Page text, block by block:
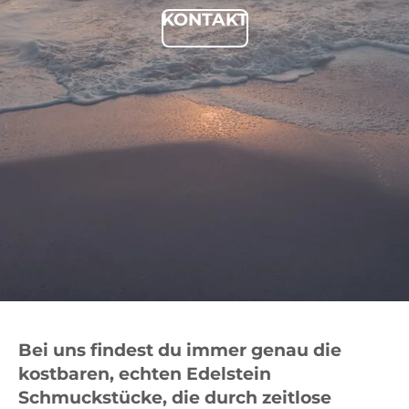
KONTAKT
Bei uns findest du immer genau die
kostbaren, echten Edelstein
Schmuckstücke, die durch zeitlose